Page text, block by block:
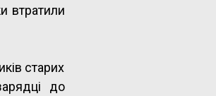
втратили
старих
до